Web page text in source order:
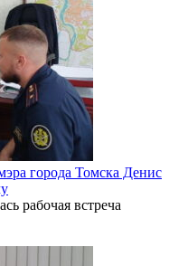
города Томска Денис
рабочая встреча